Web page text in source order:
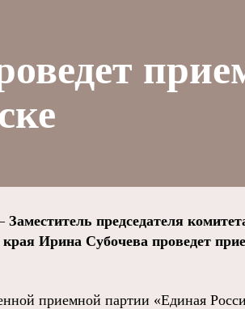
Заместитель председателя
края Ирина Субочева проведет
приемной партии «Единая